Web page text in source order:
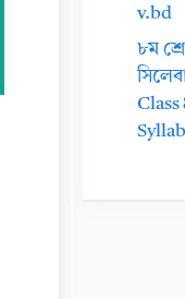
v.bd
৮ম